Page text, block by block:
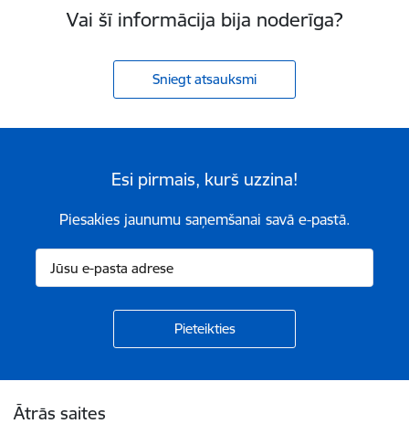
Vai šī informācija bija noderīga?
Sniegt atsauksmi
Esi pirmais, kurš uzzina!
Piesakies jaunumu saņemšanai savā e-pastā.
Ātrās saites